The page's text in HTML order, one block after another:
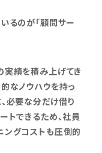
るのが「顧問サー
実績を積み上げてき
なノウハウを持っ
必要な分だけ借り
トできるため、社員
グコストも圧倒的